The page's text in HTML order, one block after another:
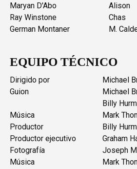
Maryan D'Abo
Alison
Ray Winstone
Chas
German Montaner
M.
EQUIPO TÉCNICO
Dirigido por
Michael
Guion
Michael
Billy
Música
Mark
Productor
Billy
Productor ejecutivo
Graham
Fotografía
Joseph
Música
Mark